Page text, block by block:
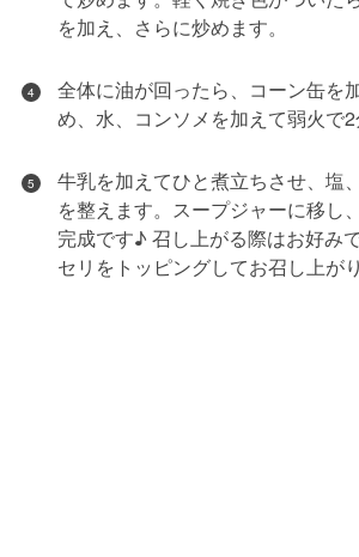
を加え、さらに炒めます。
4
全体に油が回ったら、コーン缶を
め、水、コンソメを加えて弱火で2
5
牛乳を加えてひと煮立ちさせ、塩
を整えます。スープジャーに移し
完成です♪ 召し上がる際はお好み
セリをトッピングしてお召し上が